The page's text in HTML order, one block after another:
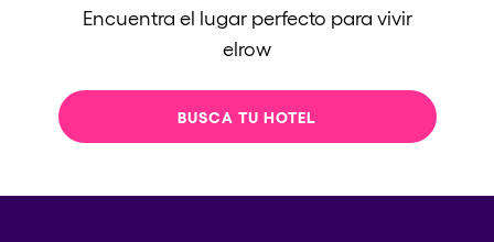
Encuentra el lugar perfecto para vivir
elrow
BUSCA TU HOTEL